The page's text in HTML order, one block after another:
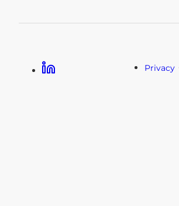
LinkedIn Privacy